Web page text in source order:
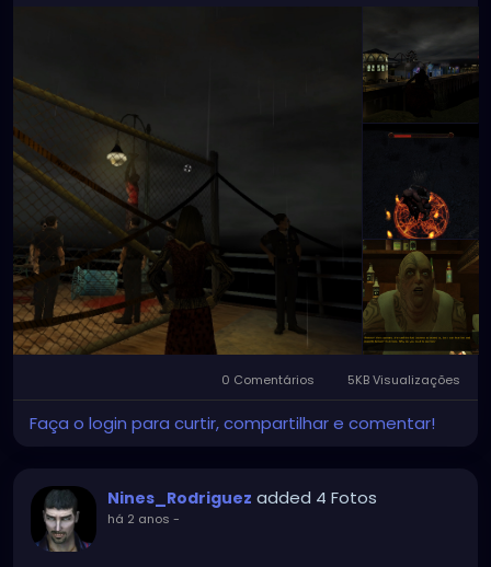
0 Comentários 5KB Visualizações
Faça o login para curtir, compartilhar e comentar!
Nines_Rodriguez added 4 Fotos
há 2 anos -